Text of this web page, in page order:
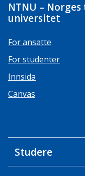
NTNU –
universitet
For ansatte
For studenter
Innsida
Canvas
Studere